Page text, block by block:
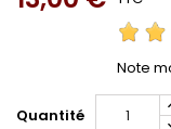
Note
Quantité